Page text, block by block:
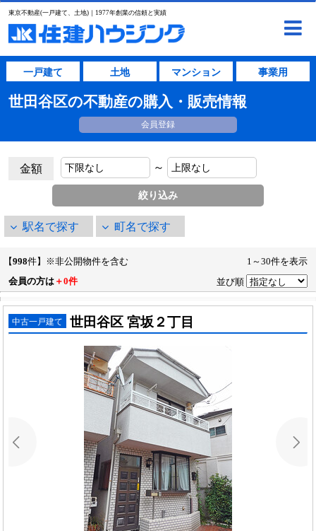
東京不動産(一戸建て、土地)｜1977年創業の信頼と実績
一戸建て 土地 マンション 事業用
世田谷区の不動産の購入・販売情報
会員登録
金額 ～
駅名で探す 町名で探す
【998件】※非公開物件を含む
1～30件を表示
会員の方は ＋0件 並び順
中古一戸建て 世田谷区 宮坂２丁目